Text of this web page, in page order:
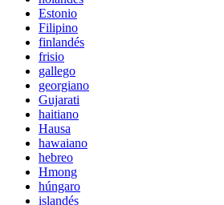
Estonio
Filipino
finlandés
frisio
gallego
georgiano
Gujarati
haitiano
Hausa
hawaiano
hebreo
Hmong
húngaro
islandés